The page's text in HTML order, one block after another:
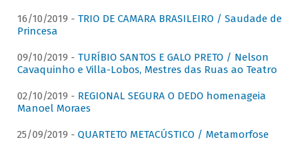
16/10/2019 - TRIO DE CAMARA BRASILEIRO / Saudade de
Princesa
09/10/2019 - TURÍBIO SANTOS E GALO PRETO / Nelson
Cavaquinho e Villa-Lobos, Mestres das Ruas ao Teatro
02/10/2019 - REGIONAL SEGURA O DEDO homenageia
Manoel Moraes
25/09/2019 - QUARTETO METACÚSTICO / Metamorfose